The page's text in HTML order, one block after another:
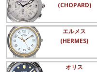
(CHOPARD)
エルメス
(HERMES)
オリス